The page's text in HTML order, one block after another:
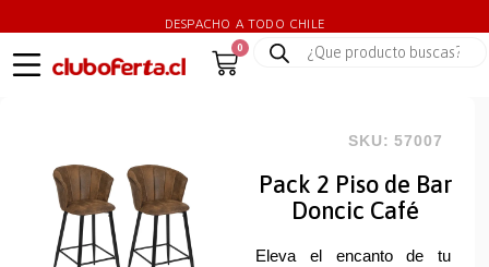
DESPACHO A TODO CHILE
0
SKU: 57007
Pack 2 Piso de Bar
Doncic Café
Eleva el encanto de tu